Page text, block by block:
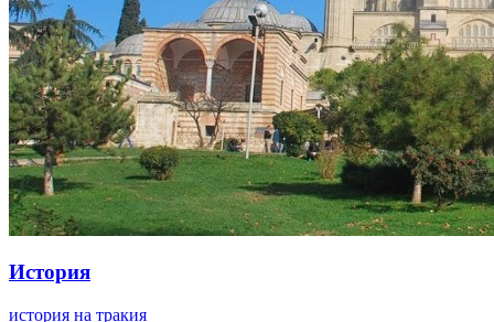
История
история на тракия